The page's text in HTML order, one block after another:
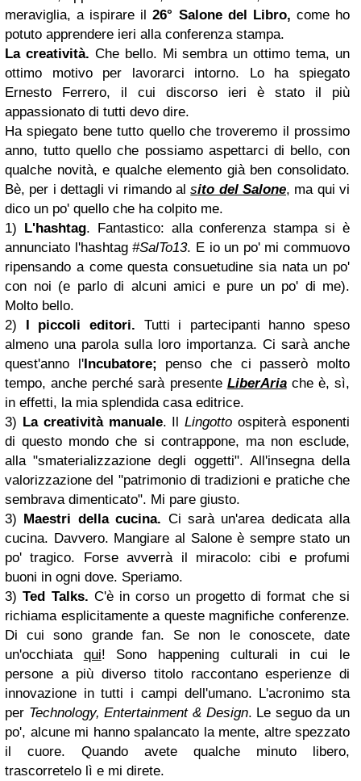
meraviglia, a ispirare il26° Salone del Libro, come ho
potuto apprendere ieri alla conferenza stampa.
La creatività. Che bello. Mi sembra un ottimo tema, un
ottimo motivo per lavorarci intorno. Lo ha spiegato
Ernesto Ferrero, il cui discorso ieri è stato il più
appassionato di tutti devo dire.
Ha spiegato bene tutto quello che troveremo il prossimo
anno, tutto quello che possiamo aspettarci di bello, con
qualche novità, e qualche elemento già ben consolidato.
Bè, per i dettagli vi rimando alsito del Salone, ma qui vi
dico un po' quello che ha colpito me.
1) L'hashtag. Fantastico: alla conferenza stampa si è
annunciato l'hashtag#SalTo13. E io un po' mi commuovo
ripensando a come questa consuetudine sia nata un po'
con noi (e parlo di alcuni amici e pure un po' di me).
Molto bello.
2) I piccoli editori. Tutti i partecipanti hanno speso
almeno una parola sulla loro importanza. Ci sarà anche
quest'anno l'Incubatore; penso che ci passerò molto
tempo, anche perché sarà presente LiberAria che è, sì,
in effetti, la mia splendida casa editrice.
3) La creatività manuale. IlLingottoospiterà esponenti
di questo mondo che si contrappone, ma non esclude,
alla "smaterializzazione degli oggetti". All'insegna della
valorizzazione del "patrimonio di tradizioni e pratiche che
sembrava dimenticato". Mi pare giusto.
3) Maestri della cucina. Ci sarà un'area dedicata alla
cucina. Davvero. Mangiare al Salone è sempre stato un
po' tragico. Forse avverrà il miracolo: cibi e profumi
buoni in ogni dove. Speriamo.
3)Ted Talks. C'è in corso un progetto di format che si
richiama esplicitamente a queste magnifiche conferenze.
Di cui sono grande fan. Se non le conoscete, date
un'occhiata qui! Sono happening culturali in cui le
persone a più diverso titolo raccontano esperienze di
innovazione in tutti i campi dell'umano. L'acronimo sta
per Technology, Entertainment & Design. Le seguo da un
po', alcune mi hanno spalancato la mente, altre spezzato
il cuore. Quando avete qualche minuto libero,
trascorretelo lì e mi direte.